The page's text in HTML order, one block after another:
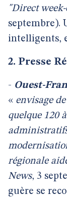
"Direct
septembre).
intelligents,
2. Presse
- Ouest-
« envisage
quelque 120
régionale
News, 3
guère se